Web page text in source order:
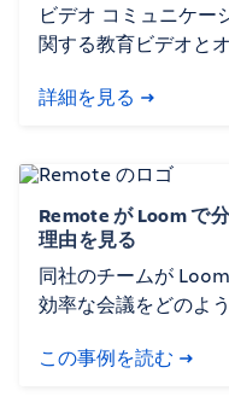
ビデオ コミュニケー
関する教育ビデオと
詳細を見る
Remote が Loom で
理由を見る
同社のチームが
効率な会議をどのよ
この事例を読む